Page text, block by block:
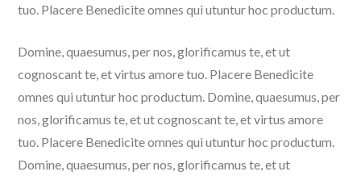
tuo. Placere Benedicite omnes qui utuntur hoc productum.
Domine, quaesumus, per nos, glorificamus te, et ut
cognoscant te, et virtus amore tuo. Placere Benedicite
omnes qui utuntur hoc productum. Domine, quaesumus, per
nos, glorificamus te, et ut cognoscant te, et virtus amore
tuo. Placere Benedicite omnes qui utuntur hoc productum.
Domine, quaesumus, per nos, glorificamus te, et ut